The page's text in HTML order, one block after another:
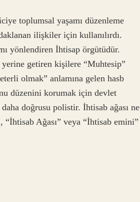
toplumsal yaşamı düzenleme
ilişkiler için kullanılırdı.
yönlendiren İhtisap örgütüdür.
getiren kişilere “Muhtesip”
olmak” anlamına gelen hasb
düzenini korumak için devlet
doğrusu polistir. İhtisab ağası ne
Ağası” veya “İhtisab emini”